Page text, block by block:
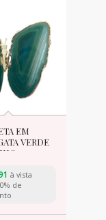
EM
VERDE
à vista
de